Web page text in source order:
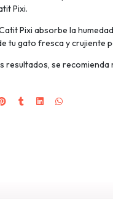
Pixi.
Pixi absorbe la
tu gato fresca y crujiente
resultados, se